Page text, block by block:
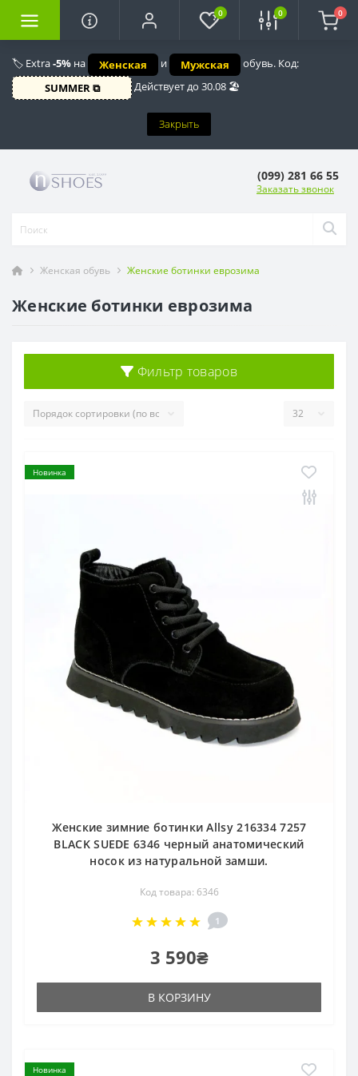
🏷️ Extra-5% на Женская и Мужская
обувь. Код:
SUMMER ⧉
Действует до 30.08 🏖️
Закрыть
0 0 0
(099) 281 66 55
Заказать звонок
Женская обувь Женские ботинки еврозима
Женские ботинки еврозима
Фильтр товаров
Новинка
Женские зимние ботинки Allsy 216334 7257
BLACK SUEDE 6346 черный анатомический
носок из натуральной замши.
Код товара: 6346
1
3 590₴
В КОРЗИНУ
Новинка